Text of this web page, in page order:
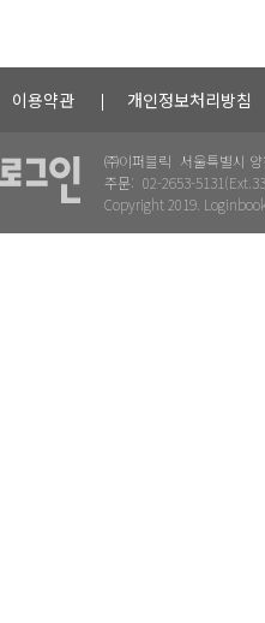
이용약관 개인정보처리방침
㈜이퍼블릭 서울특별시
주문: 02-2653-
Copyright 2019.